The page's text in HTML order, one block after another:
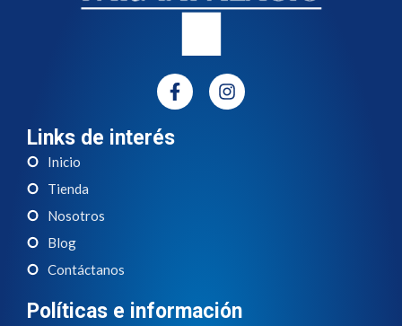
Links de interés
Inicio
Tienda
Nosotros
Blog
Contáctanos
Políticas e información